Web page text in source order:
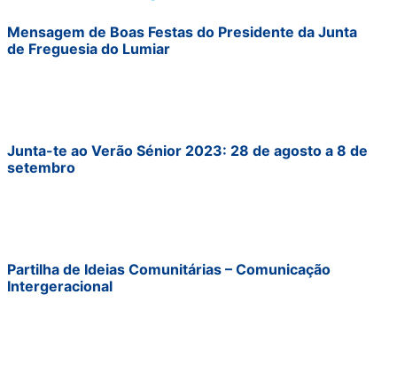
Mensagem de Boas Festas do Presidente da Junta
de Freguesia do Lumiar
Junta-te ao Verão Sénior 2023: 28 de agosto a 8 de
setembro
Partilha de Ideias Comunitárias – Comunicação
Intergeracional